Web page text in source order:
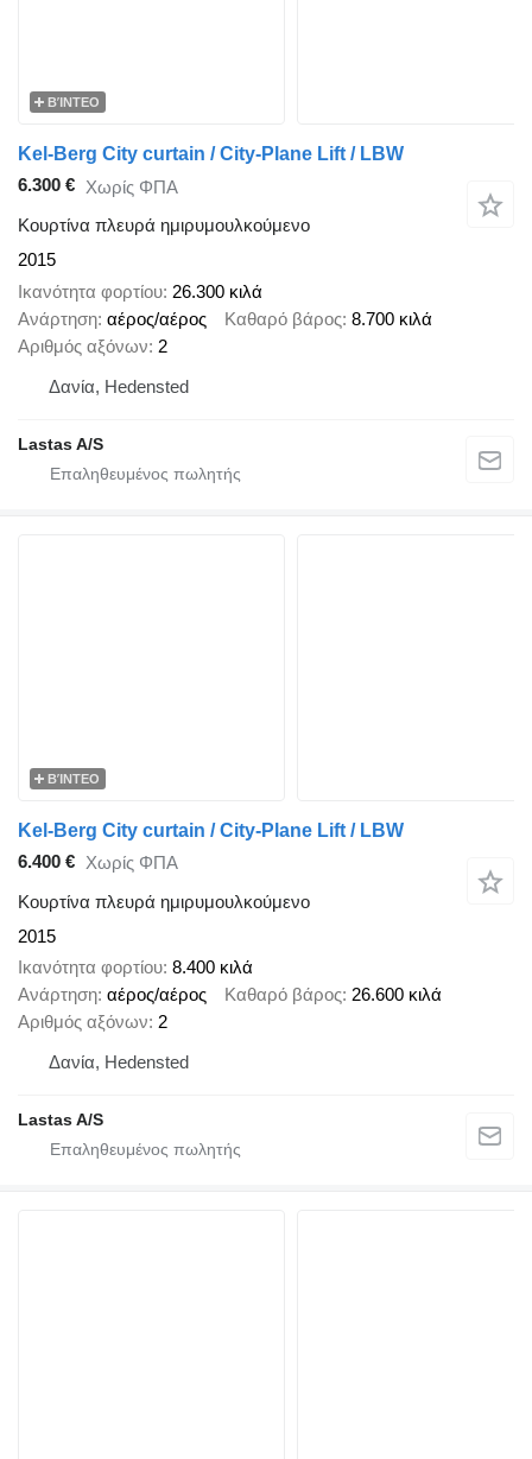
ΒΊΝΤΕΟ
Kel-Berg City curtain / City-Plane Lift / LBW
6.300 € Χωρίς ΦΠΑ
Κουρτίνα πλευρά ημιρυμουλκούμενο
2015
Ικανότητα φορτίου 26.300 κιλά
Ανάρτηση αέρος/αέρος Καθαρό βάρος 8.700 κιλά
Αριθμός αξόνων 2
Δανία, Hedensted
Lastas A/S
ΒΊΝΤΕΟ
Kel-Berg City curtain / City-Plane Lift / LBW
6.400 € Χωρίς ΦΠΑ
Κουρτίνα πλευρά ημιρυμουλκούμενο
2015
Ικανότητα φορτίου 8.400 κιλά
Ανάρτηση αέρος/αέρος Καθαρό βάρος 26.600 κιλά
Αριθμός αξόνων 2
Δανία, Hedensted
Lastas A/S